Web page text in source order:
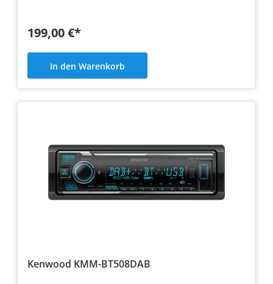
199,00 €*
In den Warenkorb
Kenwood KMM-BT508DAB